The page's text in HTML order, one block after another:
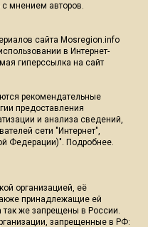
мнением авторов.
сайта Mosregion.info
в Интернет-
гиперссылка на сайт
рекомендательные
предоставления
и анализа сведений,
сети "Интернет",
Федерации)". Подробнее.
организацией, её
принадлежащие ей
так же запрещены в России.
запрещенные в РФ: